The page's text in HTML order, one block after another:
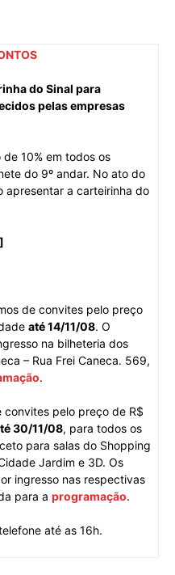
do Sinal para
pelas empresas
10% em todos os
do 9º andar. No ato do
apresentar a carteirinha do
de convites pelo preço
até 14/11/08. O
na bilheteria dos
– Rua Frei Caneca. 569,
.
convites pelo preço de R$
30/11/08, para todos os
para salas do Shopping
Jardim e 3D. Os
ingresso nas respectivas
para a programação.
até as 16h.